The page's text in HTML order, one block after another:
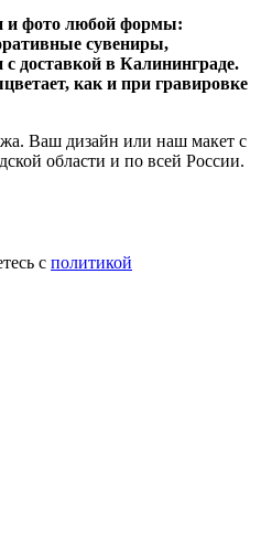
и фото любой формы:
сувениры,
доставкой в Калининграде.
как и при гравировке
Ваш дизайн или наш макет с
области и по всей России.
с политикой